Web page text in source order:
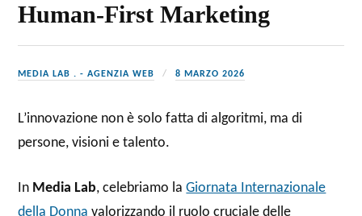
Human-First Marketing
MEDIA LAB . - AGENZIA WEB 8 MARZO 2026
L’innovazione non è solo fatta di algoritmi, ma di
persone, visioni e talento.
In Media Lab, celebriamo laGiornata Internazionale
della Donna valorizzando il ruolo cruciale delle